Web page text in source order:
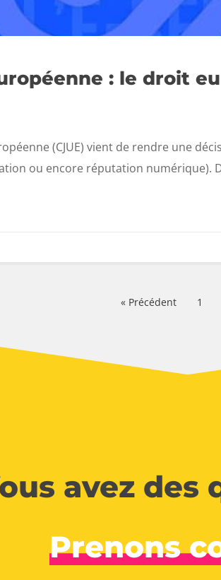
: le droit
(CJUE) vient de rendre une
ou encore réputation numérique).
« Précédent 1
avez des
Prenons